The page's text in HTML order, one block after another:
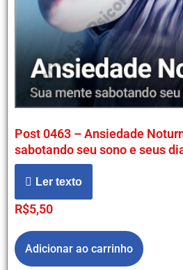
Post 0463 – Ansiedade
sabotando seu sono e seus
Ler texto
R$5,50
Adicionar ao carrinho